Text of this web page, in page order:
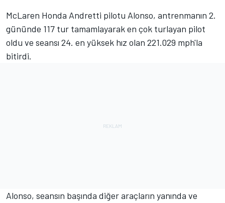
McLaren Honda Andretti pilotu Alonso, antrenmanın 2.
gününde 117 tur tamamlayarak en çok turlayan pilot
oldu ve seansı 24. en yüksek hız olan 221.029 mph'la
bitirdi.
Alonso, seansın başında diğer araçların yanında ve